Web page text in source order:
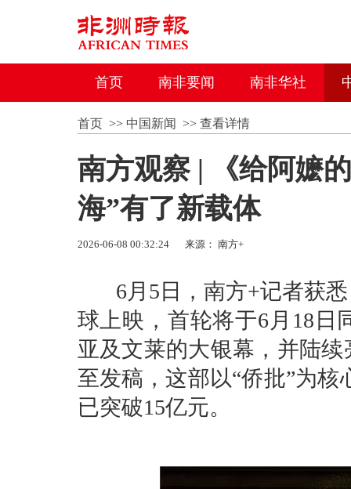
首页 南非要闻 南非华社
首页>> 中国新闻 >> 查看详情
南方观察 | 《给阿嬷
海”有了新载体
2026-06-08 00:32:24 来源： 南方+
6月5日，南方+记者获悉
球上映，首轮将于6月18日
亚及文莱的大银幕，并陆
至发稿，这部以“侨批”为
已突破15亿元。